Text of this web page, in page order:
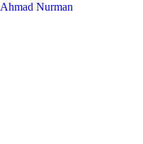
Ahmad Nurman